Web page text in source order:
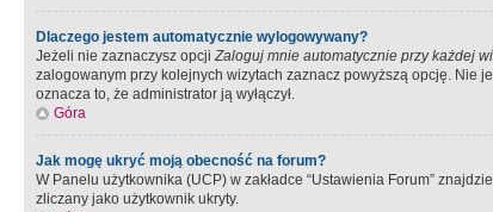
Dlaczego jestem automatycznie wylogowywany?
Jeżeli nie zaznaczysz opcjiZaloguj mnie automatycznie przy każdej
zalogowanym przy kolejnych wizytach zaznacz powyższą opcję. Nie
oznacza to, że administrator ją wyłączył.
Góra
Jak mogę ukryć moją obecność na forum?
W Panelu użytkownika (UCP) w zakładce “Ustawienia Forum”
zliczany jako użytkownik ukryty.